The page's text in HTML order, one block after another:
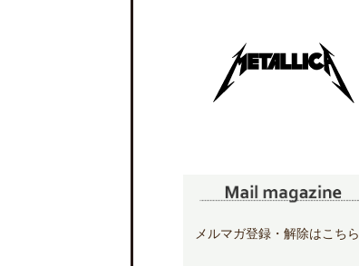
メルマガ登録・解除はこちら